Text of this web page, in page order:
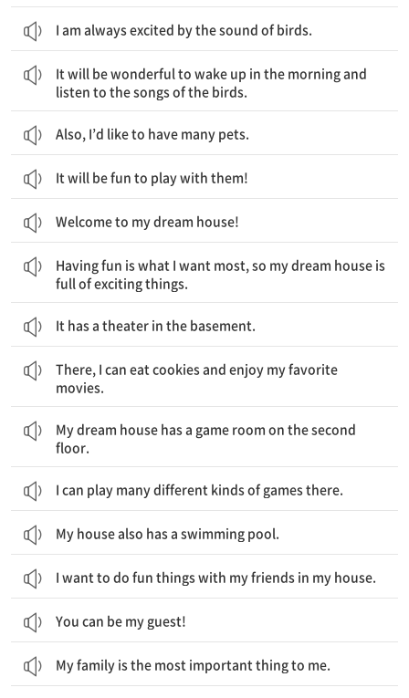
I am always excited by the sound of birds.
It will be wonderful to wake up in the morning and
listen to the songs of the birds.
Also, I’d like to have many pets.
It will be fun to play with them!
Welcome to my dream house!
Having fun is what I want most, so my dream house is
full of exciting things.
It has a theater in the basement.
There, I can eat cookies and enjoy my favorite
movies.
My dream house has a game room on the second
floor.
I can play many different kinds of games there.
My house also has a swimming pool.
I want to do fun things with my friends in my house.
You can be my guest!
My family is the most important thing to me.